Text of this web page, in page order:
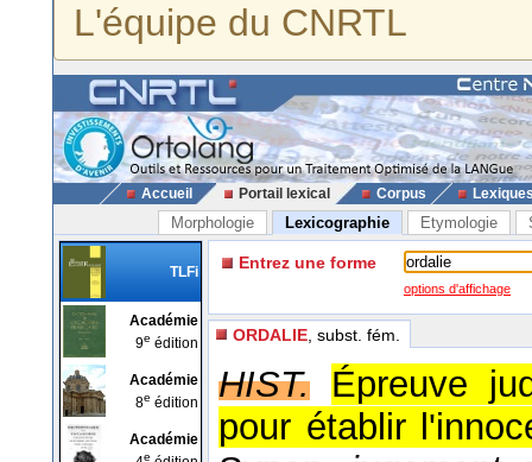
L'équipe du CNRTL
Accueil Portail lexical Corpus
Morphologie Lexicographie Etymologie
TLFi
Académie
9e édition
Académie
8e édition
Académie
e
Entrez une forme
options d'affichage
ORDALIE , subst. fém.
HIST. Épreuve
pour établir